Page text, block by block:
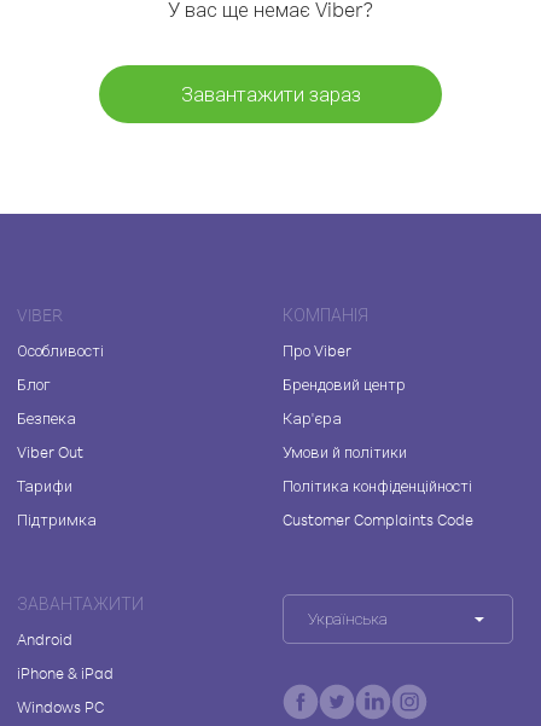
У вас ще немає Viber?
Завантажити зараз
VIBER
Особливості
Блог
Безпека
Viber Out
Тарифи
Підтримка
КОМПАНІЯ
Про Viber
Брендовий центр
Кар'єра
Умови й політики
Політика конфіденційності
Customer Complaints Code
ЗАВАНТАЖИТИ
Android
iPhone & iPad
Windows PC
Українська